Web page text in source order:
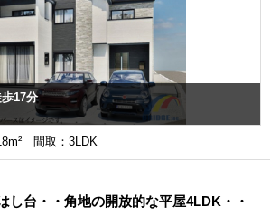
17分
間取：3LDK
台・・角地の開放的な平屋4LDK・・